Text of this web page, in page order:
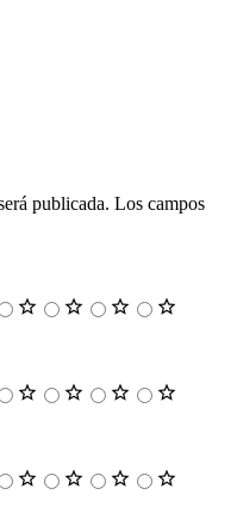
publicada. Los campos